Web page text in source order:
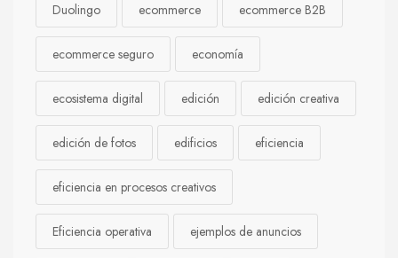
Duolingo ecommerce ecommerce B2B
ecommerce seguro economía
ecosistema digital edición edición creativa
edición de fotos edificios eficiencia
eficiencia en procesos creativos
Eficiencia operativa ejemplos de anuncios